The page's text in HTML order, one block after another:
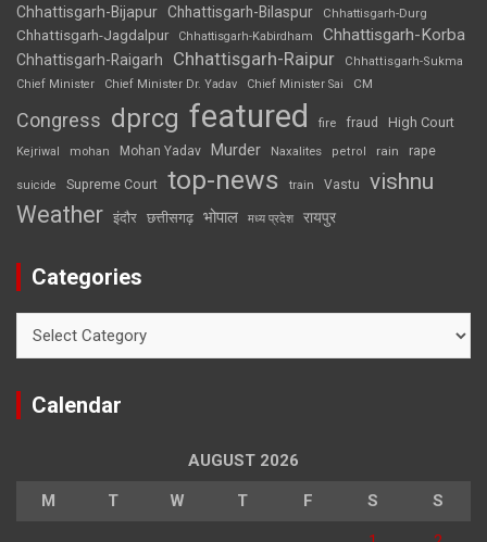
Chhattisgarh-Bijapur Chhattisgarh-Bilaspur Chhattisgarh-Durg
Chhattisgarh-Jagdalpur Chhattisgarh-Kabirdham Chhattisgarh-Korba
Chhattisgarh-Raigarh Chhattisgarh-Raipur
Chhattisgarh-Sukma
Chief Minister
Chief Minister Dr. Yadav Chief Minister Sai CM
Congress dprcg featured fire fraud High Court
Kejriwal mohan Mohan Yadav Murder Naxalites petrol rain rape
suicide Supreme Court top-news train Vastu vishnu
Weather इंदौर छत्तीसगढ़ भोपाल मध्य प्रदेश रायपुर
Categories
Calendar
AUGUST 2026
M T W T F S S